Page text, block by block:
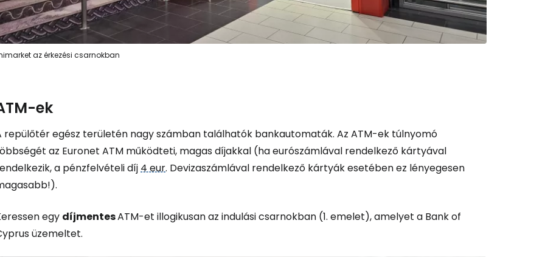
az érkezési csarnokban
ek
repülőtér egész területén nagy számban találhatók bankautomaták. Az ATM-ek túlnyomó
az Euronet ATM működteti, magas díjakkal (ha eurószámlával rendelkező kártyával
a pénzfelvételi díj 4 eur. Devizaszámlával rendelkező kártyák esetében ez lényegesen
egy díjmentesATM-et illogikusan az indulási csarnokban (1. emelet), amelyet a Bank of
üzemeltet.